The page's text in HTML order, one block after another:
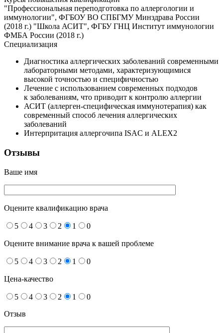
"Профессиональная переподготовка по аллергологии и
иммунологии", ФГБОУ ВО СПБГМУ Минздрава России
(2018 г.) "Школа АСИТ", ФГБУ ГНЦ Институт иммунологии
ФМБА России (2018 г.)
Специализация
Диагностика аллергических заболеваний современными
лабораторными методами, характеризующимися
высокой точностью и специфичностью
Лечение с использованием современных подходов
к заболеваниям, что приводит к контролю аллергии
АСИТ (аллерген-специфическая иммунотерапия) как
современный способ лечения аллергических
заболеваний
Интерпритация аллергочипа ISAC и ALEX2
Отзывы
Ваше имя
Оцените квалификацию врача
5 4 3 2 1 0
Оцените внимание врача к вашей проблеме
5 4 3 2 1 0
Цена-качество
5 4 3 2 1
0
Отзыв